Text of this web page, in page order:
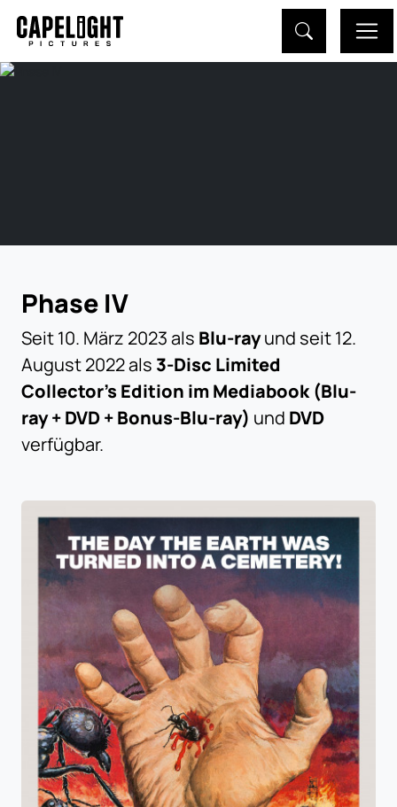
Phase IV
Seit 10. März 2023 als Blu-rayund seit 12.
August 2022 als 3-Disc Limited
Collector's Edition im Mediabook (Blu-
ray + DVD + Bonus-Blu-ray) und DVD
verfügbar.